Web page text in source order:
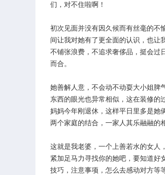
们，对不住啦啊！
初次见面并没有因久候而有丝毫的不
间让我对她有了更全面的认识，也让
不铺张浪费，不追求奢侈品，挺会过
而合。
她善解人意，不会动不动耍大小姐脾
东西的眼光也异常相似，这在装修的
妈妈今年刚退休，这样平日里多是她
两个家庭的结合，一家人其乐融融的
这就是我老婆，一个上善若水的女人
紧加足马力寻找你的她吧，要知道好
技巧，注意事项，怎么去感动对方